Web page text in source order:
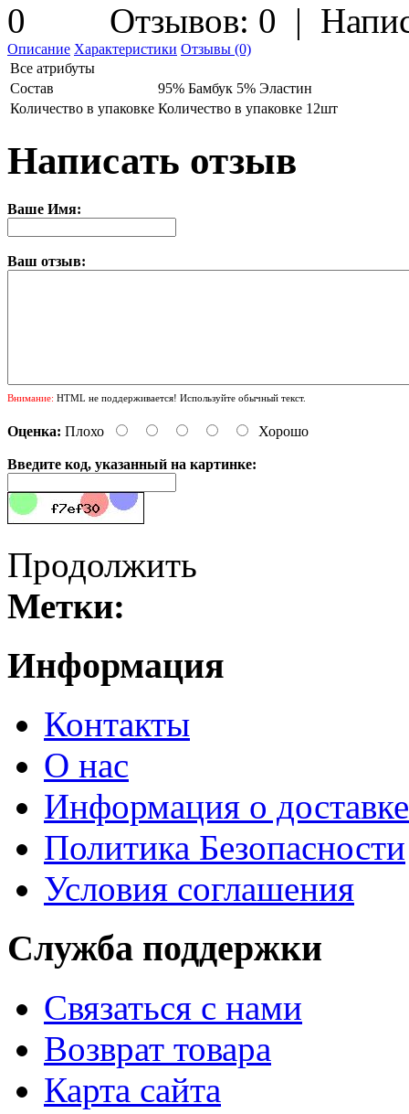
Отзывов: 0 |
Описание Характеристики Отзывы (0)
Все атрибуты
Состав
95% Бамбук 5% Эластин
Количество в упаковке Количество в упаковке 12шт
Написать отзыв
Ваше Имя:
Ваш отзыв:
Внимание: HTML не поддерживается! Используйте обычный текст.
Оценка: Плохо Хорошо
Введите код, указанный на картинке:
Продолжить
Метки:
Информация
Контакты
О нас
Информация о доставке
Политика Безопасности
Условия соглашения
Служба поддержки
Связаться с нами
Возврат товара
Карта сайта